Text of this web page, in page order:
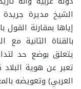
الشيخ مديرة
إياها بمقارنة
بالقناة الثانية
يتعلق بوضع حد
تعبر عن هوية
العربي) وتعويضه